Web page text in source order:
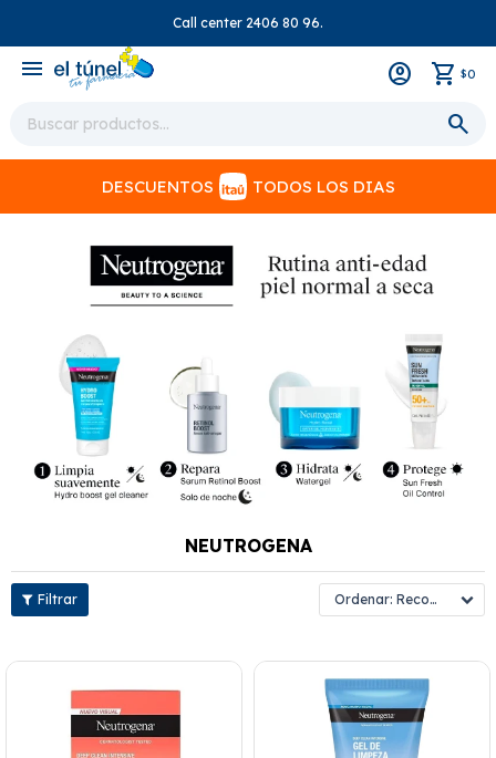
Call center 2406 80 96.
menu $0
DESCUENTOS TODOS LOS DIAS
NEUTROGENA
Recomendados
close